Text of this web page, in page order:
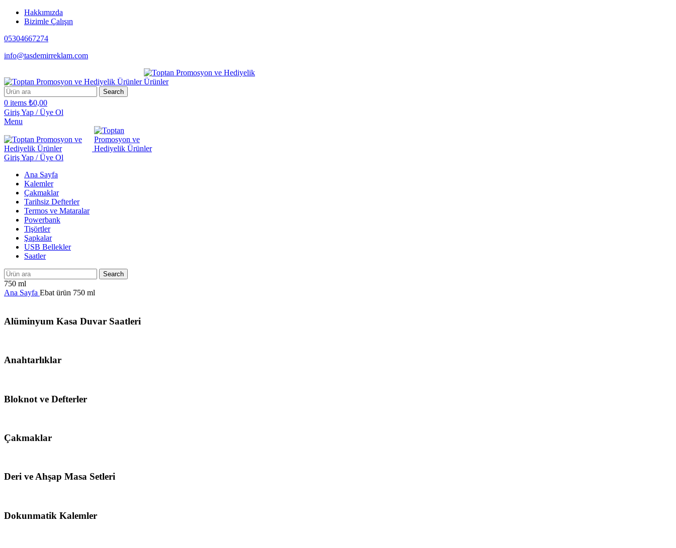
Hakkımızda
Bizimle Çalışın
05304667274
info@tasdemirreklam.com
Search
0 items ₺0,00
Giriş Yap / Üye Ol
Menu
Giriş Yap / Üye Ol
Ana Sayfa
Kalemler
Çakmaklar
Tarihsiz Defterler
Termos ve Mataralar
Powerbank
Tişörtler
Şapkalar
USB Bellekler
Saatler
Search
750 ml
Ana Sayfa Ebat ürün 750 ml
Alüminyum Kasa Duvar Saatleri
Anahtarlıklar
Bloknot ve Defterler
Çakmaklar
Deri ve Ahşap Masa Setleri
Dokunmatik Kalemler